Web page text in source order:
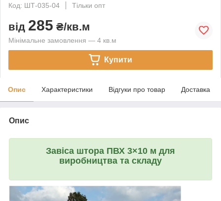
Код: ШТ-035-04
Тільки опт
від 285 ₴/кв.м
Мінімальне замовлення — 4 кв.м
Купити
Опис Характеристики Відгуки про товар Доставка
Опис
Завіса шторa ПВХ 3×10 м для
виробництва та складу